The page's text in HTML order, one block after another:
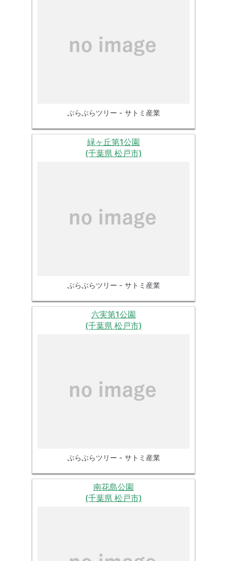
ぶらぶらツリー - サトミ産業
緑ヶ丘第1公園
(千葉県 松戸市)
ぶらぶらツリー - サトミ産業
六実第1公園
(千葉県 松戸市)
ぶらぶらツリー - サトミ産業
南花島公園
(千葉県 松戸市)